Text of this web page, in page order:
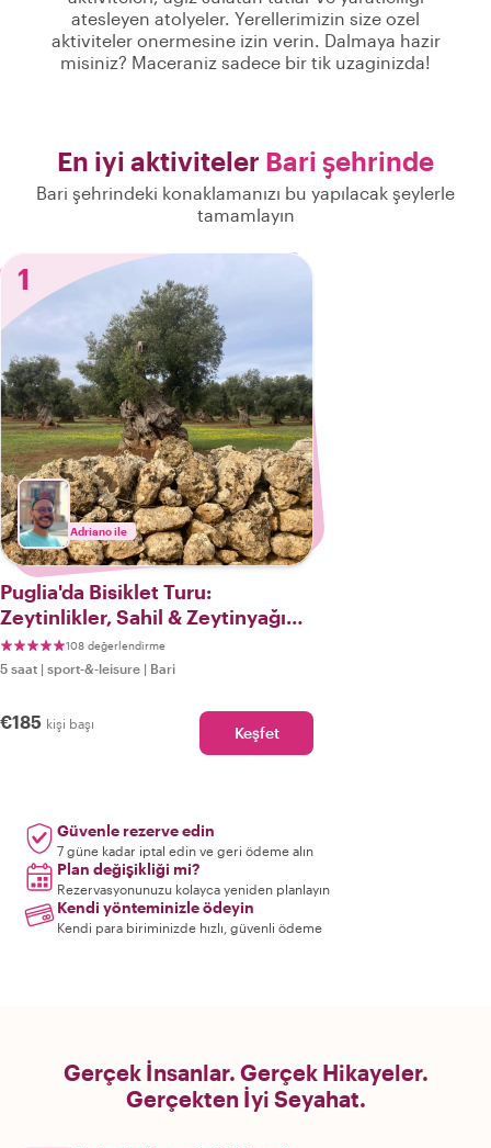
atesleyen atolyeler. Yerellerimizin size ozel
aktiviteler onermesine izin verin. Dalmaya hazir
misiniz? Maceraniz sadece bir tik uzaginizda!
En iyi aktiviteler Bari şehrinde
Bari şehrindeki konaklamanızı bu yapılacak şeylerle
tamamlayın
1
Adriano ile
Puglia'da Bisiklet Turu:
Zeytinlikler, Sahil & Zeytinyağı
Tadımı108 değerlendirme
5 saat | sport-&-leisure | Bari
€185 kişi başı Keşfet
Güvenle rezerve edin
7 güne kadar iptal edin ve geri ödeme alın
Plan değişikliği mi?
Rezervasyonunuzu kolayca yeniden planlayın
Kendi yönteminizle ödeyin
Kendi para biriminizde hızlı, güvenli ödeme
Gerçek İnsanlar. Gerçek Hikayeler.
Gerçekten İyi Seyahat.